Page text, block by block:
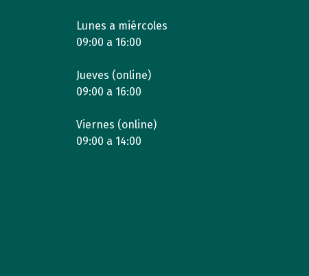
Lunes a miércoles
09:00 a 16:00
Jueves (online)
09:00 a 16:00
Viernes (online)
09:00 a 14:00